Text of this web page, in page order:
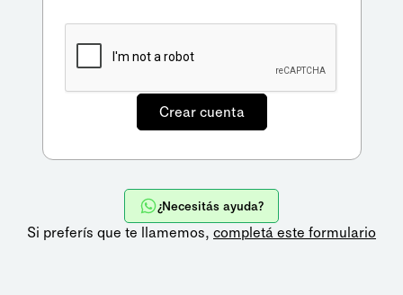
¿Necesitás ayuda?
Si preferís que te llamemos, completá este formulario